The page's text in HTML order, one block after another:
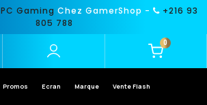
PC Gaming Chez GamerShop -
+216 93
805 788
0
Promos Ecran Marque Vente Flash